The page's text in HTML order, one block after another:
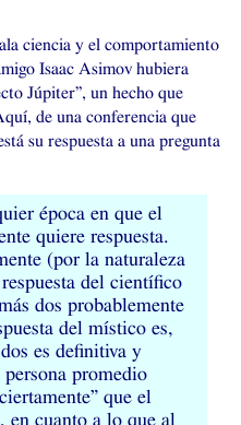
ciencia y el comportamiento
Isaac Asimov hubiera
Júpiter”, un hecho que
de una conferencia que
su respuesta a una pregunta
época en que el
quiere respuesta.
(por la naturaleza
del científico
dos probablemente
del místico es,
es definitiva y
promedio
que el
en cuanto a lo que al